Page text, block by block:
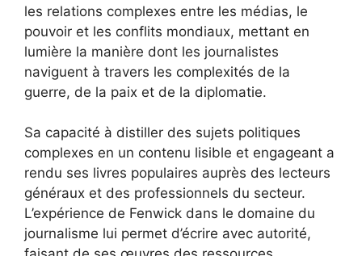
les relations complexes entre les médias, le
pouvoir et les conflits mondiaux, mettant en
lumière la manière dont les journalistes
naviguent à travers les complexités de la
guerre, de la paix et de la diplomatie.
Sa capacité à distiller des sujets politiques
complexes en un contenu lisible et engageant a
rendu ses livres populaires auprès des lecteurs
généraux et des professionnels du secteur.
L’expérience de Fenwick dans le domaine du
journalisme lui permet d’écrire avec autorité,